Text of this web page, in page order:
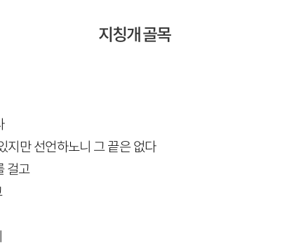
지칭개 골목
지만 선언하노니 그 끝은 없다
걸고